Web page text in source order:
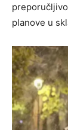
planove u